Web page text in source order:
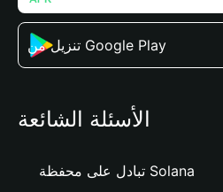
تنزيل من Google Play
الأسئلة الشائعة
تبادل على محفظة Solana